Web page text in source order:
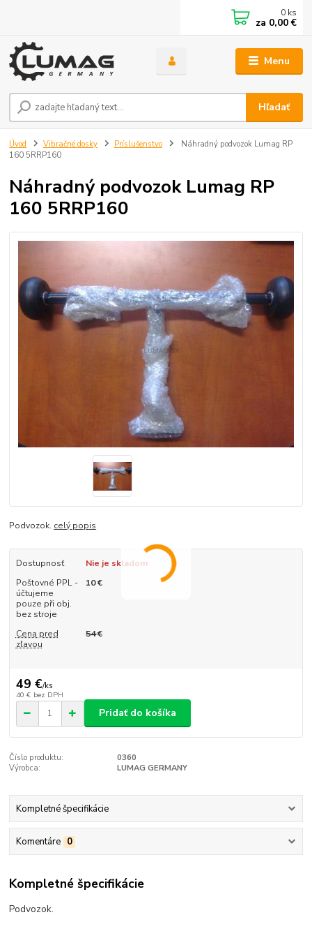
Menu
Hľadať
0 ks
za 0,00 €
Úvod Vibračné dosky Príslušenstvo
Náhradný podvozok Lumag RP
160 5RRP160
Náhradný podvozok Lumag RP
160 5RRP160
Podvozok. celý popis
Dostupnosť
Nie je skladom
Poštovné PPL -
účtujeme
pouze při obj.
bez stroje
10 €
Cena pred
zľavou
54 €
49 €/ks
40 € bez DPH
Pridať do košíka
Číslo produktu:
0360
Výrobca:
LUMAG GERMANY
Kompletné špecifikácie
Komentáre 0
Kompletné špecifikácie
Podvozok.